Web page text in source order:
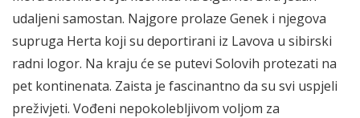
udaljeni samostan. Najgore prolaze Genek i njegova
supruga Herta koji su deportirani iz Lavova u sibirski
radni logor. Na kraju će se putevi Solovih protezati na
pet kontinenata. Zaista je fascinantno da su svi uspjeli
preživjeti. Vođeni nepokolebljivom voljom za